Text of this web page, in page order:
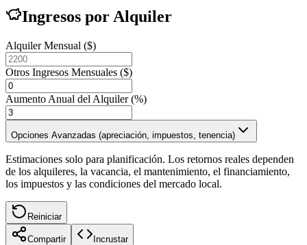
Ingresos por Alquiler
Alquiler Mensual ($)
Otros Ingresos Mensuales ($)
Aumento Anual del Alquiler (%)
Opciones Avanzadas (apreciación, impuestos, tenencia)
Estimaciones solo para planificación. Los retornos reales dependen
de los alquileres, la vacancia, el mantenimiento, el financiamiento,
los impuestos y las condiciones del mercado local.
Reiniciar
Compartir Incrustar